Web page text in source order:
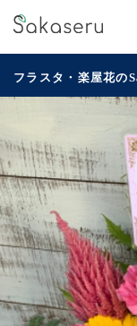
フラスタ・楽屋花の